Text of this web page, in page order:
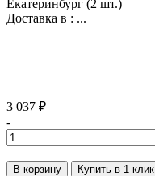
Екатеринбург (2 шт.)
Доставка в : ...
3 037 ₽
-
+
В корзину Купить в 1 клик